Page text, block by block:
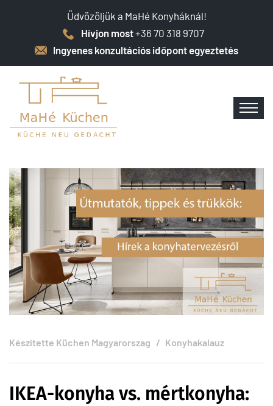
Üdvözöljük a MaHé Konyháknál!
Hívjon most+36 70 318 9707
Ingyenes konzultációs időpont egyeztetés
Készítette Küchen Magyarorszag Konyhakalauz
IKEA-konyha vs. mértkonyha: